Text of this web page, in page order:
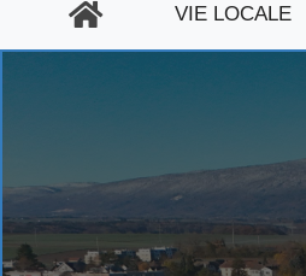
VIE LOCALE